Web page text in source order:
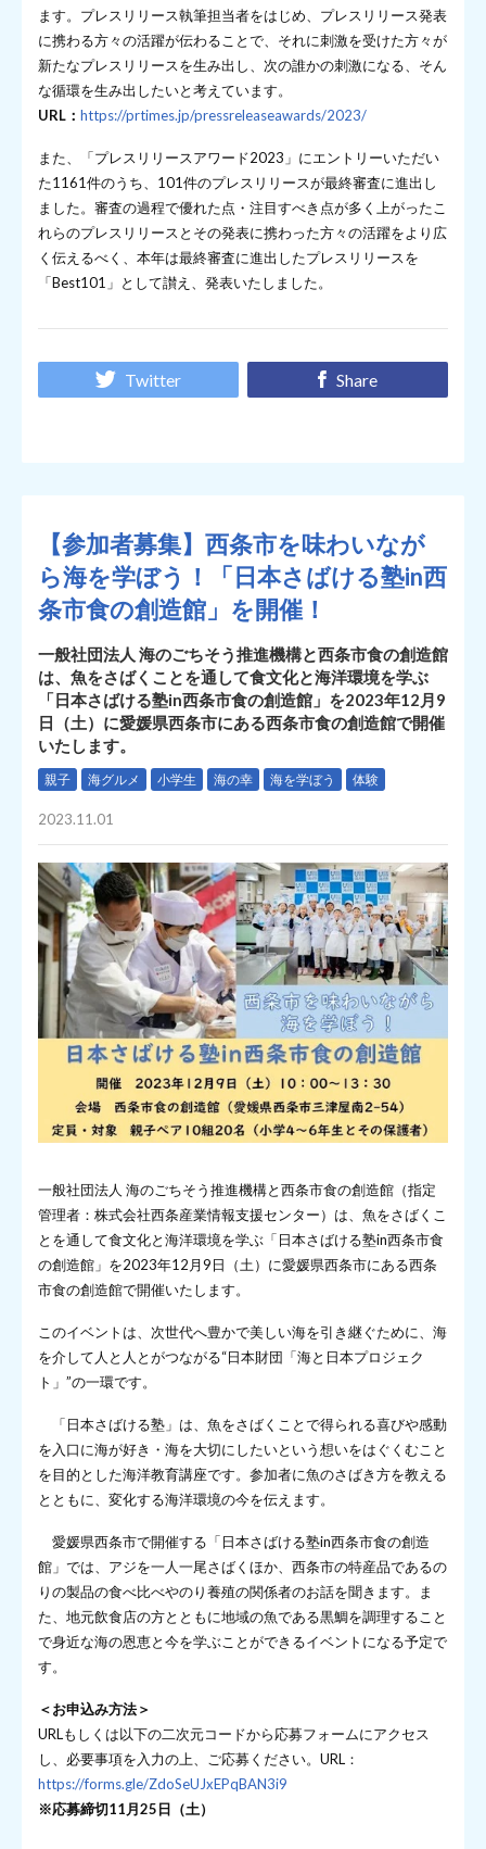
ます。プレスリリース執筆担当者をはじめ、プレスリリース発表
に携わる方々の活躍が伝わることで、それに刺激を受けた方々が
新たなプレスリリースを生み出し、次の誰かの刺激になる、そん
な循環を生み出したいと考えています。
URL： https://prtimes.jp/pressreleaseawards/2023/
また、「プレスリリースアワード2023」にエントリーいただい
た1161件のうち、101件のプレスリリースが最終審査に進出し
ました。審査の過程で優れた点・注目すべき点が多く上がったこ
れらのプレスリリースとその発表に携わった方々の活躍をより広
く伝えるべく、本年は最終審査に進出したプレスリリースを
「Best101」として讃え、発表いたしました。
Twitter Share
【参加者募集】西条市を味わいなが
ら海を学ぼう！「日本さばける塾in西
条市食の創造館」を開催！
一般社団法人 海のごちそう推進機構と西条市食の創造館
は、魚をさばくことを通して食文化と海洋環境を学ぶ
「日本さばける塾in西条市食の創造館」を2023年12月9
日（土）に愛媛県西条市にある西条市食の創造館で開催
いたします。
親子 海グルメ 小学生 海の幸 海を学ぼう 体験
2023.11.01
一般社団法人 海のごちそう推進機構と西条市食の創造館（指定
管理者：株式会社西条産業情報支援センター）は、魚をさばくこ
とを通して食文化と海洋環境を学ぶ「日本さばける塾in西条市食
の創造館」を2023年12月9日（土）に愛媛県西条市にある西条
市食の創造館で開催いたします。
このイベントは、次世代へ豊かで美しい海を引き継ぐために、海
を介して人と人とがつながる“日本財団「海と日本プロジェク
ト」”の一環です。
「日本さばける塾」は、魚をさばくことで得られる喜びや感動
を入口に海が好き・海を大切にしたいという想いをはぐくむこと
を目的とした海洋教育講座です。参加者に魚のさばき方を教える
とともに、変化する海洋環境の今を伝えます。
愛媛県西条市で開催する「日本さばける塾in西条市食の創造
館」では、アジを一人一尾さばくほか、西条市の特産品であるの
りの製品の食べ比べやのり養殖の関係者のお話を聞きます。ま
た、地元飲食店の方とともに地域の魚である黒鯛を調理すること
で身近な海の恩恵と今を学ぶことができるイベントになる予定で
す。
＜お申込み方法＞
URLもしくは以下の二次元コードから応募フォームにアクセス
し、必要事項を入力の上、ご応募ください。URL：
https://forms.gle/ZdoSeUJxEPqBAN3i9
※応募締切11月25日（土）